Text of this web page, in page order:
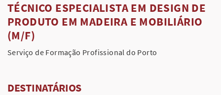
TÉCNICO ESPECIALISTA EM DESIGN DE
PRODUTO EM MADEIRA E MOBILIÁRIO
(M/F)
Serviço de Formação Profissional do Porto
DESTINATÁRIOS